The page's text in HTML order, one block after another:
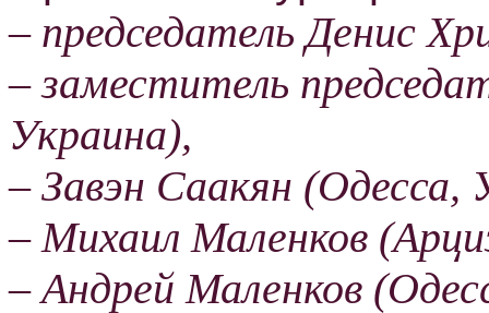
– председатель Денис
– заместитель
Украина),
– Завэн Саакян (Одесса,
– Михаил Маленков
– Андрей Маленков